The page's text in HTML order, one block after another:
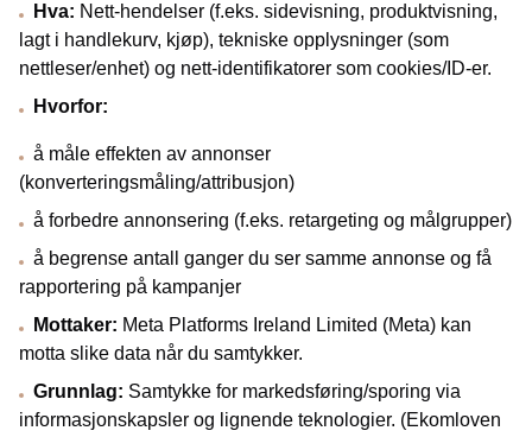
Hva: Nett-hendelser (f.eks. sidevisning, produktvisning,
lagt i handlekurv, kjøp), tekniske opplysninger (som
nettleser/enhet) og nett-identifikatorer som cookies/ID-er.
Hvorfor:
å måle effekten av annonser
(konverteringsmåling/attribusjon)
å forbedre annonsering (f.eks. retargeting og målgrupper)
å begrense antall ganger du ser samme annonse og få
rapportering på kampanjer
Mottaker: Meta Platforms Ireland Limited (Meta) kan
motta slike data når du samtykker.
Grunnlag: Samtykke for markedsføring/sporing via
informasjonskapsler og lignende teknologier. (Ekomloven